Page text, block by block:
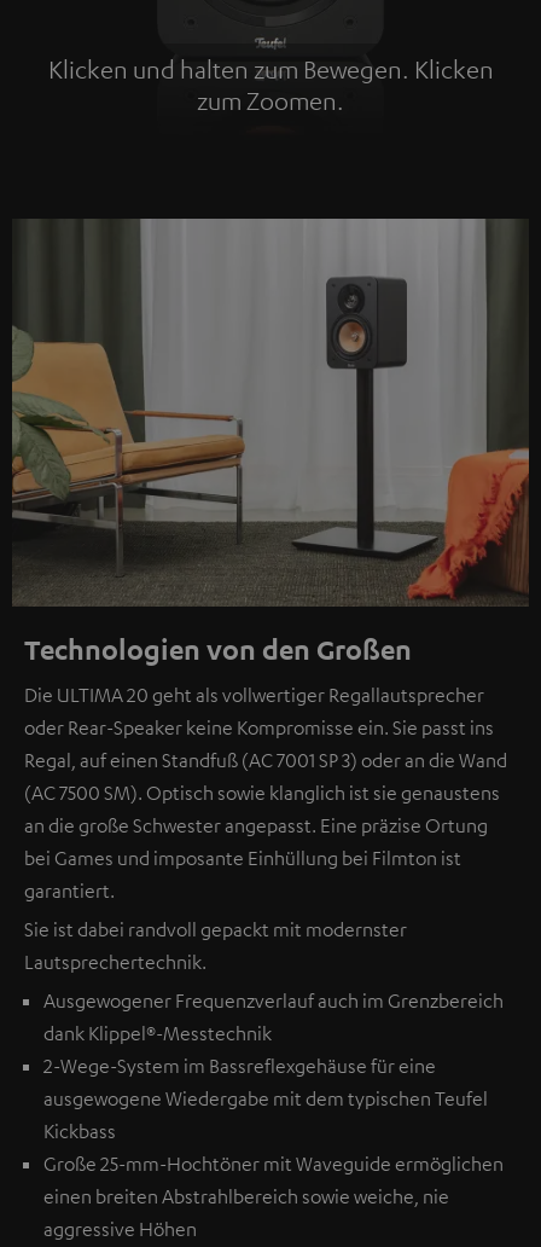
Klicken und halten zum Bewegen. Klicken
zum Zoomen.
Tap to zoom
Technologien von den Großen
Die ULTIMA 20 geht als vollwertiger Regallautsprecher
oder Rear-Speaker keine Kompromisse ein. Sie passt ins
Regal, auf einen Standfuß (AC 7001 SP 3) oder an die Wand
(AC 7500 SM). Optisch sowie klanglich ist sie genaustens
an die große Schwester angepasst. Eine präzise Ortung
bei Games und imposante Einhüllung bei Filmton ist
garantiert.
Sie ist dabei randvoll gepackt mit modernster
Lautsprechertechnik.
Ausgewogener Frequenzverlauf auch im Grenzbereich
dank Klippel®-Messtechnik
2-Wege-System im Bassreflexgehäuse für eine
ausgewogene Wiedergabe mit dem typischen Teufel
Kickbass
Große 25-mm-Hochtöner mit Waveguide ermöglichen
einen breiten Abstrahlbereich sowie weiche, nie
aggressive Höhen